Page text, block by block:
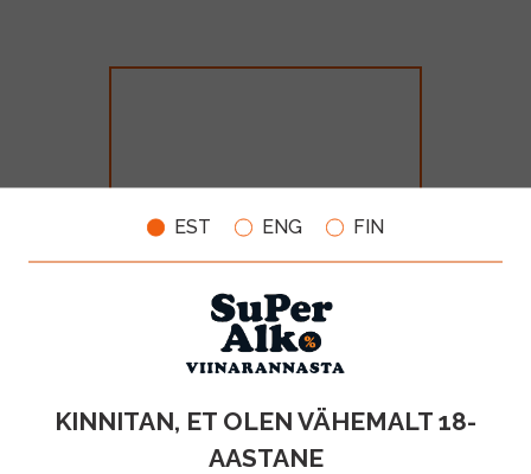
EST ENG FIN
KINNITAN, ET OLEN VÄHEMALT 18-
AASTANE
Blue Dragon Goldmuskateller
Burgenland 12% 75cl
MAHT
0.75l
TOOTE LIIK
KPN-vein